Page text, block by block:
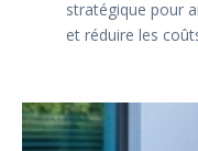
stratégique pour
et réduire les